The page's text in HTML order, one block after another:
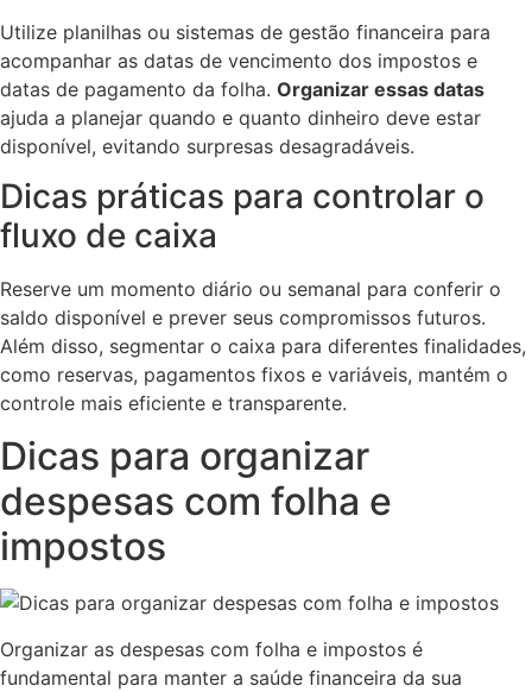
Utilize planilhas ou sistemas de gestão financeira para
acompanhar as datas de vencimento dos impostos e
datas de pagamento da folha. Organizar essas datas
ajuda a planejar quando e quanto dinheiro deve estar
disponível, evitando surpresas desagradáveis.
Dicas práticas para controlar o
fluxo de caixa
Reserve um momento diário ou semanal para conferir o
saldo disponível e prever seus compromissos futuros.
Além disso, segmentar o caixa para diferentes finalidades,
como reservas, pagamentos fixos e variáveis, mantém o
controle mais eficiente e transparente.
Dicas para organizar
despesas com folha e
impostos
Organizar as despesas com folha e impostos é
fundamental para manter a saúde financeira da sua